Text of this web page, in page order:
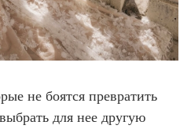
не боятся превратить
для нее другую